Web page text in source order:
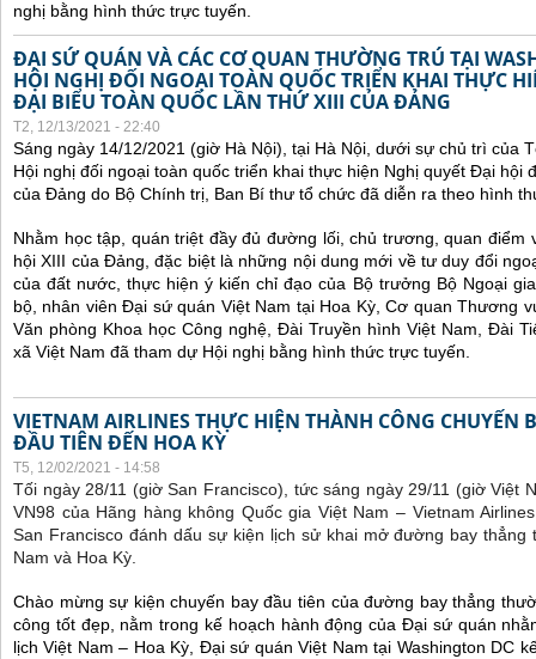
nghị bằng hình thức trực tuyến.
ĐẠI SỨ QUÁN VÀ CÁC CƠ QUAN THƯỜNG TRÚ TẠI
HỘI NGHỊ ĐỐI NGOẠI TOÀN QUỐC TRIỂN KHAI THỰC
ĐẠI BIỂU TOÀN QUỐC LẦN THỨ XIII CỦA ĐẢNG
T2, 12/13/2021 - 22:40
Sáng ngày 14/12/2021 (giờ Hà Nội), tại Hà Nội, dưới sự chủ trì của
Hội nghị đối ngoại toàn quốc triển khai thực hiện Nghị quyết Đại hội
của Đảng do Bộ Chính trị, Ban Bí thư tổ chức đã diễn ra theo hình
Nhằm học tập, quán triệt đầy đủ đường lối, chủ trương, quan điểm
hội XIII của Đảng, đặc biệt là những nội dung mới về tư duy đổi
của đất nước, thực hiện ý kiến chỉ đạo của Bộ trưởng Bộ Ngoại
bộ, nhân viên Đại sứ quán Việt Nam tại Hoa Kỳ, Cơ quan Thương
Văn phòng Khoa học Công nghệ, Đài Truyền hình Việt Nam, Đài
xã Việt Nam đã tham dự Hội nghị bằng hình thức trực tuyến.
VIETNAM AIRLINES THỰC HIỆN THÀNH CÔNG CHUYẾN
ĐẦU TIÊN ĐẾN HOA KỲ
T5, 12/02/2021 - 14:58
Tối ngày 28/11 (giờ San Francisco), tức sáng ngày 29/11 (giờ Việt
VN98 của Hãng hàng không Quốc gia Việt Nam – Vietnam
San Francisco đánh dấu sự kiện lịch sử khai mở đường bay
Nam và Hoa Kỳ.
Chào mừng sự kiện chuyến bay đầu tiên của đường bay thẳng
công tốt đẹp, nằm trong kế hoạch hành động của Đại sứ quán
lịch Việt Nam – Hoa Kỳ, Đại sứ quán Việt Nam tại Washington DC